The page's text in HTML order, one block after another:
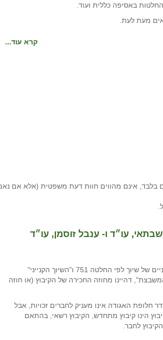
באסיפה כללית ועוד.
מעת לעת.
קרא עוד...
אינם מהווים חוות דעת משפטית (אלא אם
"חלופת האגודה" היא אחד מהסדרי שיוך זכויות המגורים בקיבוץ. בניגוד להסדרים הקנייניים של שיוך לפי החלטה 751 ו"השיוך הקנייני"
מהמשבצת", דהיינו מחוזה החכירה של הקיבוץ (או חוזה
חלופת האגודה אינו מעניק לחברים זכויות, אבל
הינו קיבוץ מתחדש, הקיבוץ רשאי, בהתאם
לחבר.